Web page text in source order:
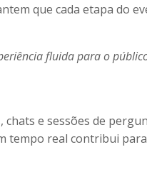
que cada etapa do
fluida para o
e sessões de
tempo real contribui